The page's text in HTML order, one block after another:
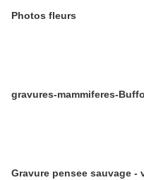
Photos fleurs
gravures-mammiferes-
Gravure pensee sauvage -